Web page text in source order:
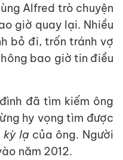
Alfred trò chuyện
giờ quay lại. Nhiều
bỏ đi, trốn tránh vợ
bao giờ tin điều
đã tìm kiếm ông
hy vọng tìm được
lạcủa ông. Người
năm 2012.